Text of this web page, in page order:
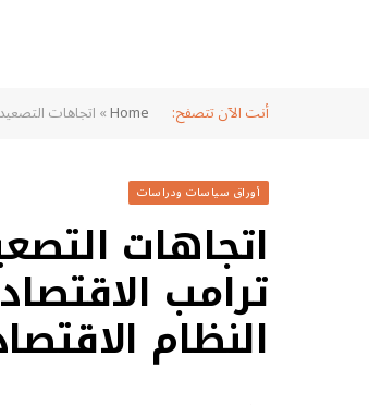
أنت الآن تتصفح: Home
»اتجاهات
أوراق سياسات ودراسات
اتجاهات
ترامب
النظام